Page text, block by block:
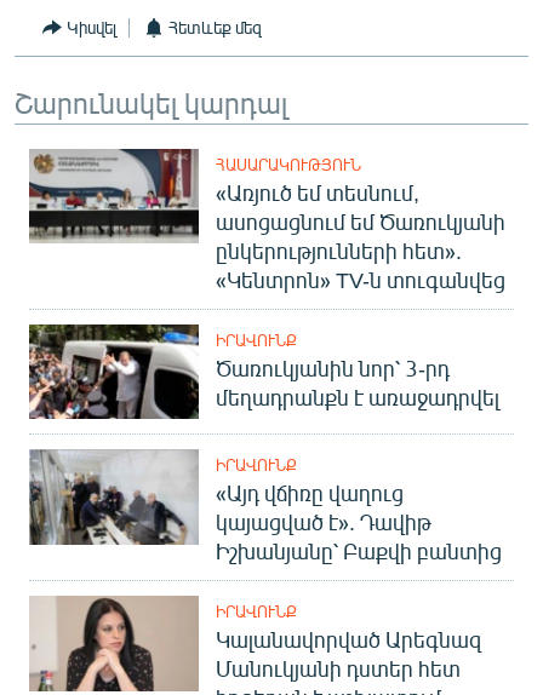
Կիսվել Հետևեք մեզ
Շարունակել կարդալ
ՀԱՍԱՐԱԿՈՒԹՅՈՒՆ
«Առյուծ եմ տեսնում,
ասոցացնում եմ Ծառուկյանի
ընկերությունների հետ».
«Կենտրոն» TV-ն տուգանվեց
ԻՐԱՎՈՒՆՔ
Ծառուկյանին նոր՝ 3-րդ
մեղադրանքն է առաջադրվել
ԻՐԱՎՈՒՆՔ
«Այդ վճիռը վաղուց
կայացված է». Դավիթ
Իշխանյանը՝ Բաքվի բանտից
ԻՐԱՎՈՒՆՔ
Կալանավորված Արեգնազ
Մանուկյանի դստեր հետ